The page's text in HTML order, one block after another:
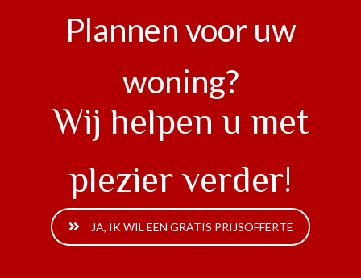
Plannen voor uw
woning?
Wij helpen u met
plezier verder!
JA, IK WIL EEN GRATIS PRIJSOFFERTE